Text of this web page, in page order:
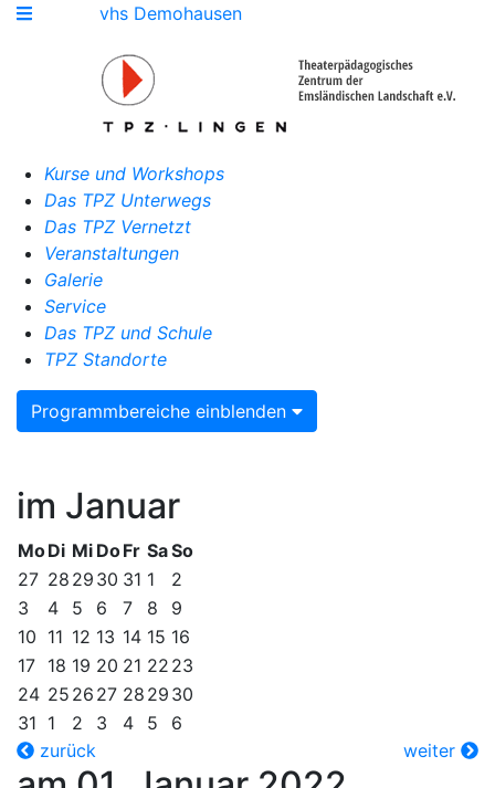
vhs Demohausen
Kurse und Workshops
Das TPZ Unterwegs
Das TPZ Vernetzt
Veranstaltungen
Galerie
Service
Das TPZ und Schule
TPZ Standorte
Programmbereiche einblenden
im Januar
MoDi Mi DoFr SaSo
27 28 29 30 31 1
2
3
4 5 6 7 8
9
10 11 12 13 14 15 16
17 18 19 20 21 22 23
24 25 26 27 28 29 30
31 1 2 3 4 5
6
zurück
weiter